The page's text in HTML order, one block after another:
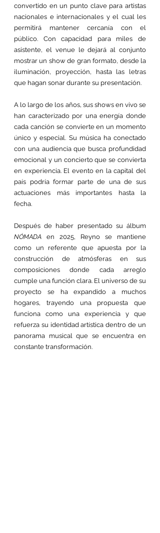
convertido en un punto clave para artistas
nacionales e internacionales y el cual les
permitirá mantener cercanía con el
público. Con capacidad para miles de
asistente, el venue le dejará al conjunto
mostrar un show de gran formato, desde la
iluminación, proyección, hasta las letras
que hagan sonar durante su presentación.
A lo largo de los años, sus shows en vivo se
han caracterizado por una energía donde
cada canción se convierte en un momento
único y especial. Su música ha conectado
con una audiencia que busca profundidad
emocional y un concierto que se convierta
en experiencia. El evento en la capital del
país podría formar parte de una de sus
actuaciones más importantes hasta la
fecha.
NÓMADA en 2025, Reyno se mantiene
como un referente que apuesta por la
construcción de atmósferas en sus
composiciones donde cada arreglo
cumple una función clara. El universo de su
proyecto se ha expandido a muchos
hogares, trayendo una propuesta que
funciona como una experiencia y que
refuerza su identidad artística dentro de un
panorama musical que se encuentra en
constante transformación.